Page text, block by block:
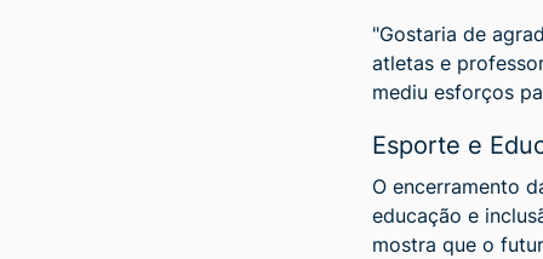
"Gostaria de
atletas e
mediu esforços
Esporte e
O encerramento
educação e
mostra que o